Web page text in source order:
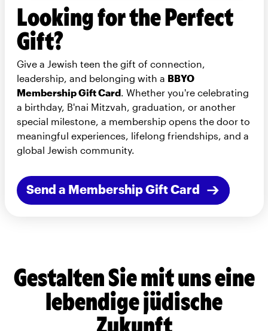
Looking for the Perfect
Gift?
Give a Jewish teen the gift of connection,
leadership, and belonging with a BBYO
Membership Gift Card. Whether you're celebrating
a birthday, B'nai Mitzvah, graduation, or another
special milestone, a membership opens the door to
meaningful experiences, lifelong friendships, and a
global Jewish community.
Send a Membership Gift Card
Gestalten Sie mit uns eine
lebendige jüdische
Zukunft